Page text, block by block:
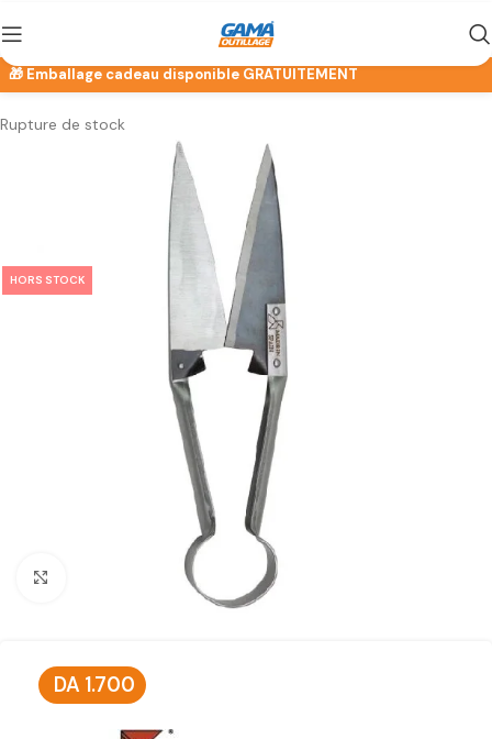
Rupture de stock
HORS STOCK
DA 1.700